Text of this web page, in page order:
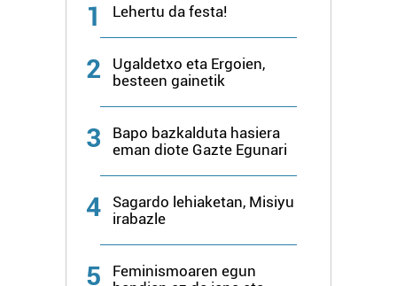
1 Lehertu da festa!
2
Ugaldetxo eta Ergoien,
besteen gainetik
3
Bapo bazkalduta hasiera
eman diote Gazte Egunari
4
Sagardo lehiaketan, Misiyu
irabazle
5
Feminismoaren egun